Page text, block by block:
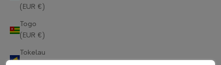
(EUR €)
Togo
(EUR €)
Tokelau
Portugal (EUR €)
Qatar (EUR €)
Réunion (EUR €)